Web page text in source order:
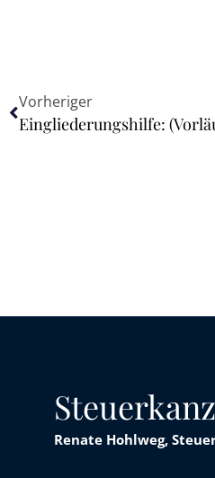
Vorheriger
Eingliederungshilfe:
Renate Hohlweg,